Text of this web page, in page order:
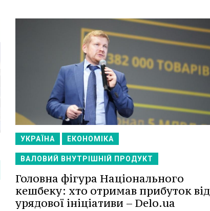
УКРАЇНА ЕКОНОМІКА
ВАЛОВИЙ ВНУТРІШНІЙ ПРОДУКТ
Головна фігура Національного
кешбеку: хто отримав прибуток від
урядової ініціативи – Delo.ua